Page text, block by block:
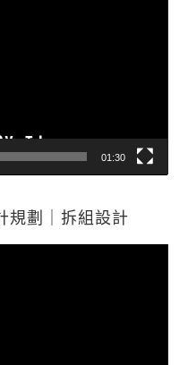
01:30
規劃｜拆組設計